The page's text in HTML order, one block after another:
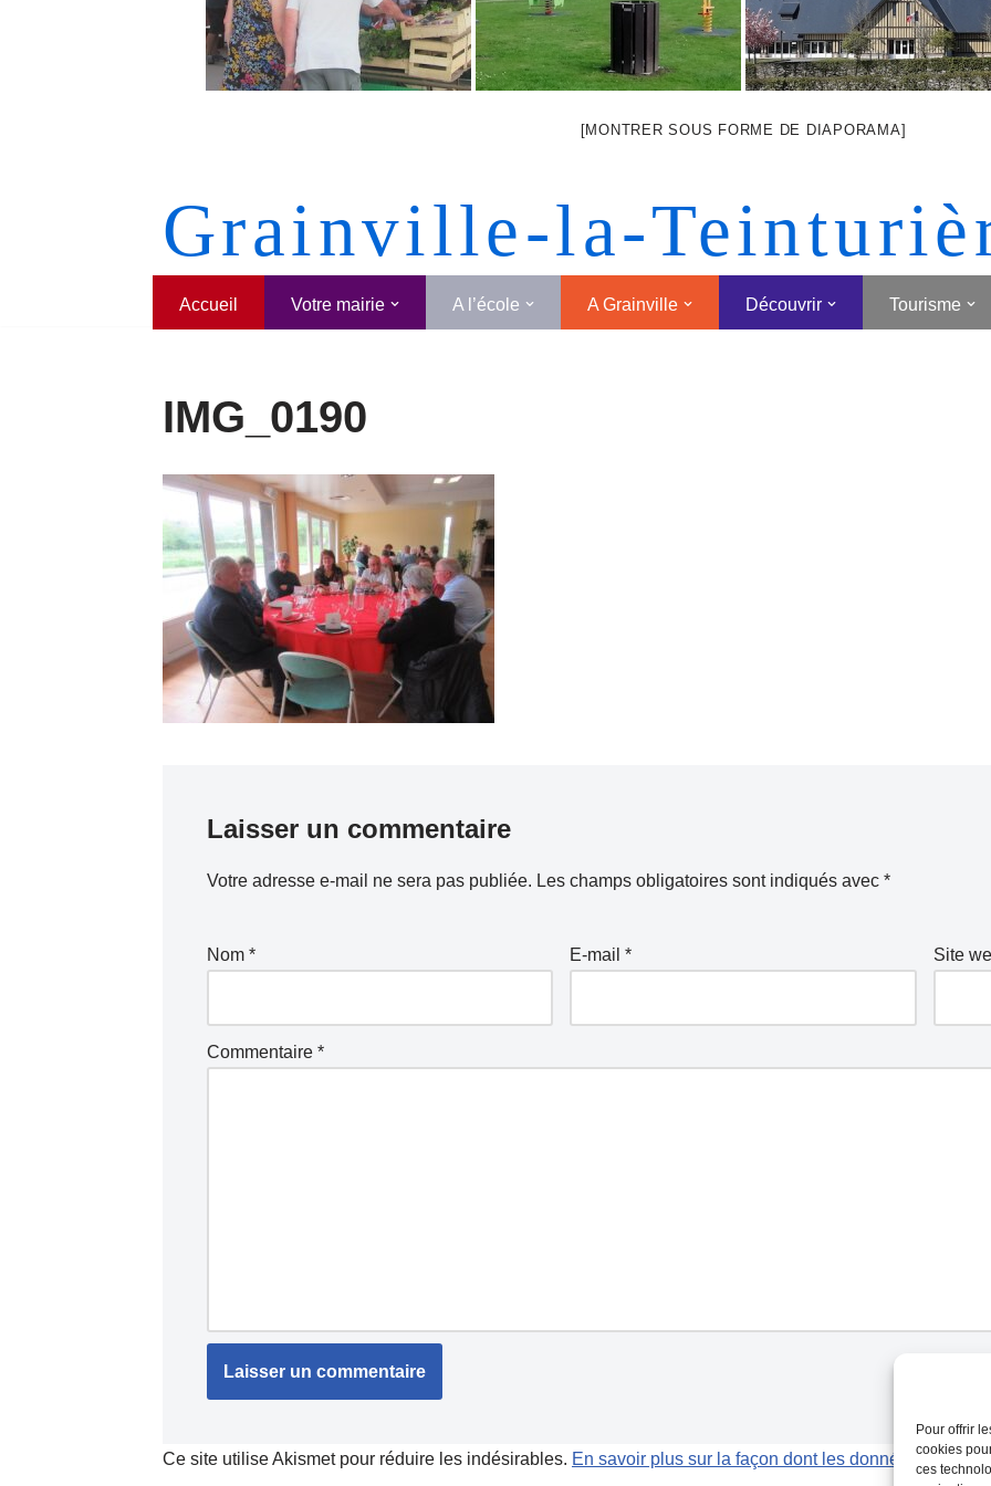
Pour offrir
cookies
ces
[MONTRER SOUS FORME DE DIAPORAMA]
Grainville-la-
Accueil Votre mairie A l’école A Grainville Découvrir Tourisme
IMG_0190
Laisser un commentaire
Votre adresse e-mail ne sera pas publiée. Les champs obligatoires sont indiqués avec *
Nom * E-mail* Site
Commentaire *
Ce site utilise Akismet pour réduire les indésirables. En savoir plus sur la façon dont les données de vos